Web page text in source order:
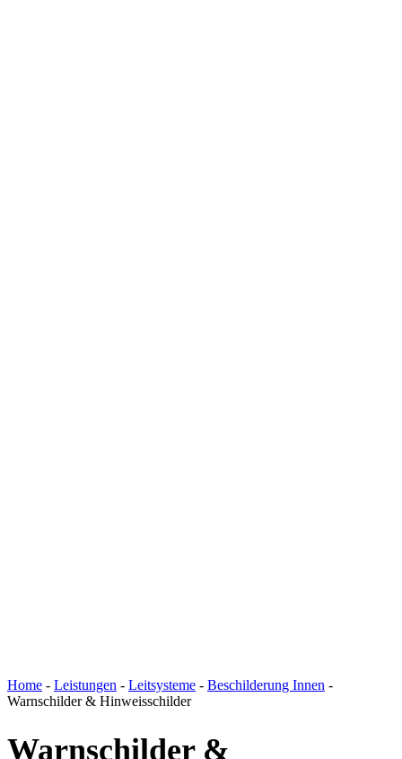
Home - Leistungen - Leitsysteme - Beschilderung Innen -
Warnschilder & Hinweisschilder
Warnschilder &